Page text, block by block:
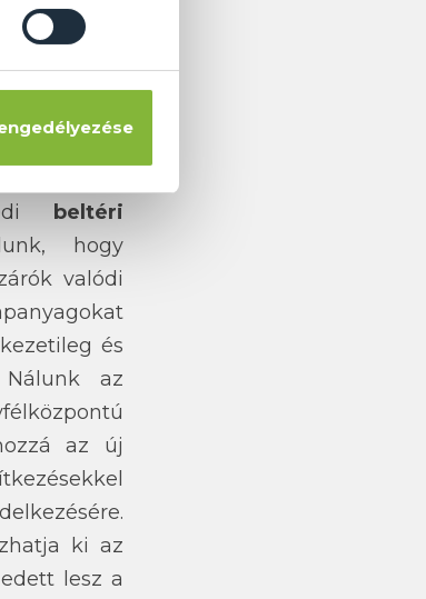
beltéri
hogy
valódi
és
Nálunk az
az új
ki az
lesz a